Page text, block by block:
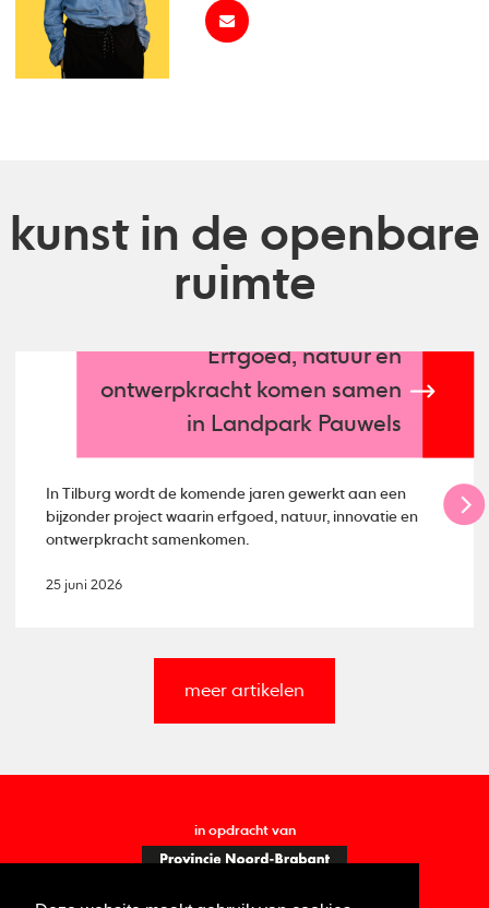
kunst in de openbare
ruimte
Erfgoed, natuur en
ontwerpkracht komen samen
in Landpark Pauwels
In Tilburg wordt de komende jaren gewerkt aan een
bijzonder project waarin erfgoed, natuur, innovatie en
ontwerpkracht samenkomen.
25 juni 2026
meer artikelen
in opdracht van